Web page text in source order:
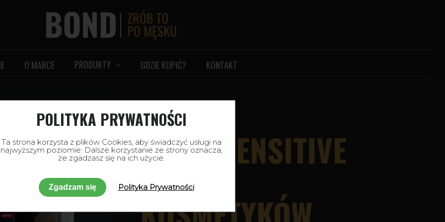
O MARCE PRODUKTY GDZIE KUPIĆ? KONTAKT
Prawdziwie męski zapach
BOND SENSITIVE
ZESTAW
POLITYKA PRYWATNOŚCI
Ta strona korzysta z plików Cookies, aby świadczyć usługi na
najwyższym poziomie. Dalsze korzystanie ze strony oznacza,
że zgadzasz się na ich użycie.
Zgadzam się Polityka Prywatności